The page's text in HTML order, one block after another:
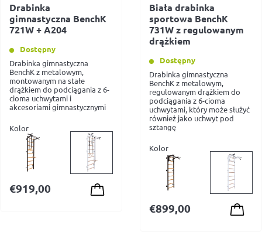
Drabinka
gimnastyczna BenchK
721W + A204
Dostępny
Drabinka gimnastyczna
BenchK z metalowym,
montowanym na stałe
drążkiem do podciągania z 6-
cioma uchwytami i
akcesoriami gimnastycznymi
Kolor
€919,00
Biała drabinka
sportowa BenchK
731W z regulowanym
drążkiem
Dostępny
Drabinka gimnastyczna
BenchK z metalowym,
regulowanym drążkiem do
podciągania z 6-cioma
uchwytami, który może służyć
również jako uchwyt pod
sztangę
Kolor
€899,00